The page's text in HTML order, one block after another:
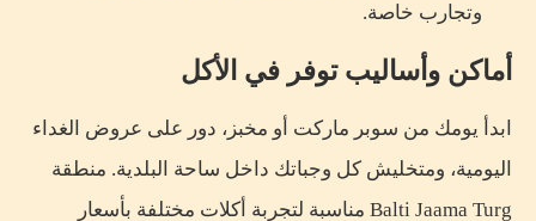
وتجارب خاصة.
أماكن وأساليب توفر في الأكل
ابدأ يومك من سوبر ماركت أو مخبز، دور على عروض الغداء
اليومية، ومتخليش كل وجباتك داخل ساحة البلدية. منطقة
Balti Jaama Turg مناسبة لتجربة أكلات مختلفة بأسعار